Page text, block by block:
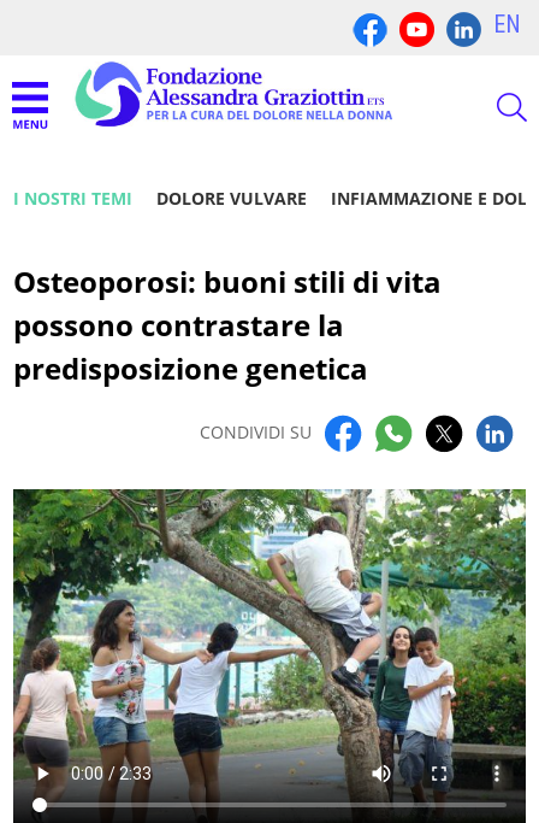
EN
I NOSTRI TEMI DOLORE VULVARE INFIAMMAZIONE E
Osteoporosi: buoni stili di vita
possono contrastare la
predisposizione genetica
CONDIVIDI SU